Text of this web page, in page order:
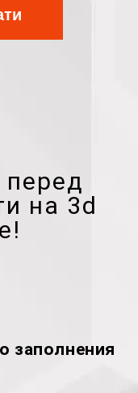
перед
на 3d
заполнения